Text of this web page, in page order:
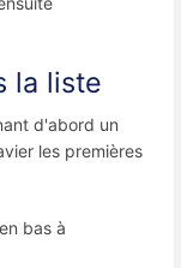
la liste
d'abord un
les premières
bas à